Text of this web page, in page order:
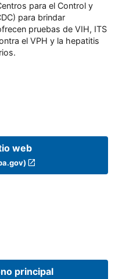
para el Control y
para brindar
pruebas de VIH, ITS
el VPH y la hepatitis
web
principal